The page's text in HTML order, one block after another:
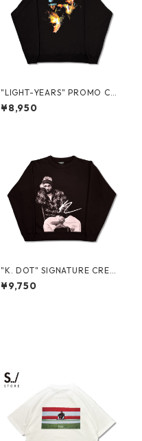
"LIGHT-YEARS" PROMO CRE
WNECK SWEAT
¥8,950
"K. DOT" SIGNATURE CREW
NECK SWEAT
¥9,750